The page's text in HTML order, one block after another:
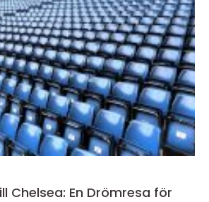
Chelsea: En Drömresa för